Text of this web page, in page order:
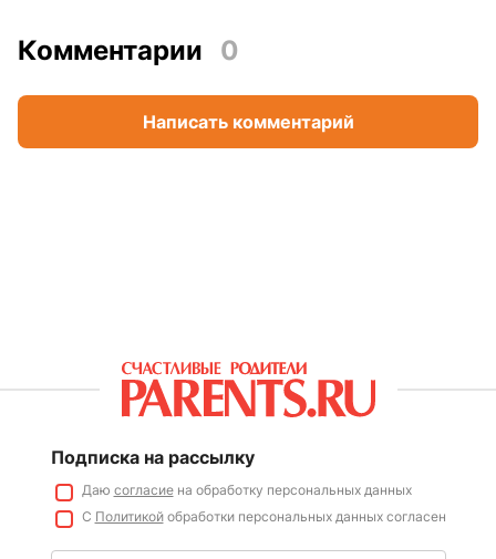
Комментарии 0
Написать комментарий
Подписка на рассылку
Даю согласиена обработку персональных данных
С Политикойобработки персональных данных согласен